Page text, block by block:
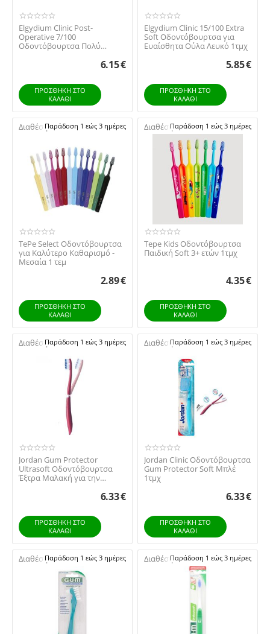
Elgydium Clinic Post-
Operative 7/100
Οδοντόβουρτσα Πολύ
6.15€
ΠΡΟΣΘΉΚΗ ΣΤΟ
ΚΑΛΆΘΙ
Elgydium Clinic 15/100 Extra
Soft Oδοντόβουρτσα για
Ευαίσθητα Ούλα Λευκό 1τμχ
5.85€
ΠΡΟΣΘΉΚΗ ΣΤΟ
ΚΑΛΆΘΙ
Διαθέσιμο:Παράδοση 1 εώς 3 ημέρες
TePe Select Οδοντόβουρτσα
για Καλύτερο Καθαρισμό -
Μεσαία 1 τεμ
2.89€
ΠΡΟΣΘΉΚΗ ΣΤΟ
ΚΑΛΆΘΙ
Διαθέσιμο:Παράδοση 1 εώς 3 ημέρες
Tepe Kids Οδοντόβουρτσα
Παιδική Soft 3+ ετών 1τμχ
4.35€
ΠΡΟΣΘΉΚΗ ΣΤΟ
ΚΑΛΆΘΙ
Διαθέσιμο:Παράδοση 1 εώς 3 ημέρες
Jordan Gum Protector
Ultrasoft Οδοντόβουρτσα
Έξτρα Μαλακή για την
6.33€
ΠΡΟΣΘΉΚΗ ΣΤΟ
ΚΑΛΆΘΙ
Διαθέσιμο:Παράδοση 1 εώς 3 ημέρες
Jordan Clinic Οδοντόβουρτσα
Gum Protector Soft Μπλέ
1τμχ
6.33€
ΠΡΟΣΘΉΚΗ ΣΤΟ
ΚΑΛΆΘΙ
Διαθέσιμο:Παράδοση 1 εώς 3 ημέρες Διαθέσιμο:Παράδοση 1 εώς 3 ημέρες